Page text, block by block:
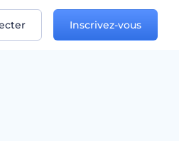
Inscrivez-vous